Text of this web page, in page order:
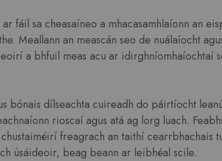
fáil sa cheasaíneo a mhacasamhlaíonn an
Meallann an meascán seo de nuálaíocht
a bhfuil meas acu ar idirghníomhaíochtaí
bónais dílseachta cuireadh do páirtíocht
rioscaí agus atá ag lorg luach.
freagrach an taithí cearrbhachais
úsáideoir, beag beann ar leibhéal scile.